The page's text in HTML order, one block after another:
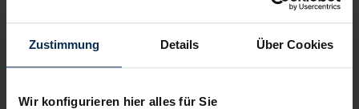
Zustimmung Details Über Cookies
Wir konfigurieren hier alles für Sie